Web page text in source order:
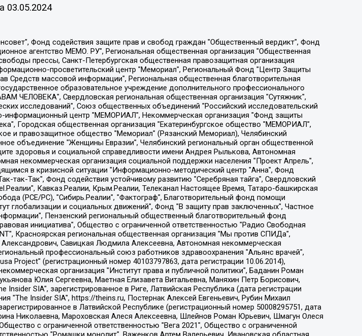
03.05.2024
"Главный редактор 2021", Общество с ограниченной ответственностью "Ромашки монолит", Важенков Артем Валерьевич, Ивановская областная общественная организация "Центр гендерных исследований", Гурман Юрий Альбертович, Медиапроект "ОВД-Инфо", Егоров Владимир Владимирович, Жилинский Владимир Александрович, Общество с ограниченной ответственностью "ЗП", Иванова София Юрьевна, Карезина Инна Павловна, Кильтау Екатерина Викторовна, Петров Алексей Викторович, Пискунов Сергей Евгеньевич, Смирнов Сергей Сергеевич, Тихонов Михаил Сергеевич, Общество с ограниченной ответственностью "ЖУРНАЛИСТ-ИНОСТРАННЫЙ АГЕНТ", Арапова Галина Юрьевна, Вольтская Татьяна Анатольевна, Американская компания "Mason G.E.S. Anonymous Foundation" (США), являющаяся владельцем интернет-издания https://mnews.world/, Компания "Stichting Bellingcat", зарегистрированная в Нидерландах (дата регистрации 11.07.2018), Захаров Андрей Вячеславович, Клепиковская Екатерина Дмитриевна, Общество с ограниченной ответственностью "МЕМО", Перл Роман Александрович, Симонов Евгений Алексеевич, Соловьева Елена Анатольевна, Сотников Даниил Владимирович, Сурначева Елизавета Дмитриевна, Автономная некоммерческая организация по защите прав человека и информированию населения "Якутия – Наше Мнение", Общество с ограниченной ответственностью "Москоу диджитал медиа", с 26.01.2023 Общество с ограниченной ответственностью "Чайка Белые сады", Ветошкина Валерия Валерьевна, Заговора Максим Александрович, Межрегиональное общественное движение "Российская ЛГБТ - сеть", Оленичев Максим Владимирович, Павлов Иван Юрьевич, Скворцова Елена Сергеевна, Общество с ограниченной ответственностью "Как бы инагент", Кочетков Игорь Викторович, Общество с ограниченной ответственностью "Честные выборы", Еланчик Олег Александрович, Общество с ограниченной ответственностью "Нобелевский призыв", Гималова Регина Эмилевна, Григорьев Андрей Валерьевич, Григорьева Алина Александровна, Ассоциация по содействию защите прав призывников, альтернативнослужащих и военнослужащих "Правозащитная группа "Гражданин.Армия.Право", Хисамова Регина Фаритовна, Автономная некоммерческая организация по реализации социально-правовых программ "Лилит", Дальневосточное общественное движение "Маяк", Санкт-Петербургская ЛГБТ-инициативная группа "Выход", Инициативная группа ЛГБТ+ "Реверс", Алексеев Андрей Викторович, Бекбулатова Таисия Львовна, Беляев Иван Михайлович, Владыкина Елена Сергеевна, Гельман Марат Александрович, Никульшина Вероника Юрьевна, Толоконникова Надежда Андреевна, Шендерович Виктор Анатольевич, Общество с ограниченной ответственностью "Данное сообщение", Общество с ограниченной ответственностью Издательский дом "Новая глава", Айнбиндер Александра Александровна, Московский комьюнити-центр для ЛГБТ+инициатив, Благотворительный фонд развития филантропии, Deutsche Welle (Германия, Kurt-Schumacher-Strasse 3, 53113 Bonn), Борзунова Мария Михайловна, Воробьев Виктор Викторович, Голубева Анна Львовна, Константинова Алла Михайловна, Малкова Ирина Владимировна, Мурадов Мурад Абдулгалимович, Осетинская Елизавета Николаевна, Понасенков Евгений Николаевич, Ганапольский Матвей Юрьевич, Киселев Евгений Алексеевич, Борухович Ирина Григорьевна, Дремин Иван Тимофеевич, Дубровский Дмитрий Викторович, Красноярская региональная общественная организация поддержки и развития альтернативных образовательных технологий и межкультурных коммуникаций "ИНТЕРРА", Маяковская Екатерина Алексеевна, Фейгин Марк Захарович, Филимонов Андрей Викторович, Дзугкоева Регина Николаевна, Доброхотов Роман Александрович, Дудь Юрий Александрович, Елкин Сергей Владимирович, Кругликов Кирилл Игоревич, Сабунаева Мария Леонидовна, Семенов Алексей Владимирович, Шаинян Карен Багратович, Шульман Екатерина Михайловна, Асафьев Артур Валерьевич, Вахштайн Виктор Семенович, Венедиктов Алексей Алексеевич, Лушникова Екатерина Евгеньевна, Волков Леонид Михайлович, Невзоров Александр Глебович, Пархоменко Сергей Борисович, Сироткин Ярослав Николаевич, Кара-Мурза Владимир Владимирович, Баранова Наталья Владимировна, Гозман Леонид Яковлевич, Кагарлицкий Борис Юльевич, Климарев Михаил Валерьевич, Милов Владимир Станиславович, Автономная некоммерческая организация Краснодарский центр современного искусства "Типография", Моргенштерн Алишер Тагирович, Соболь Любовь Эдуардовна, Общество с ограниченной ответственностью "ЛИЗА НОРМ", Каспаров Гарри Кимович, Ходорковский Михаил Борисович, Общество с ограниченной ответственностью "Апрельские тезисы", Данилович Ирина Брониславовна, Кашин Олег Владимирович, Петров Николай Владимирович, Пивоваров Алексей Владимирович, Соколов Михаил Владимирович, Цветкова Юлия Владимировна, Чичваркин Евгений Александрович, Комитет против пыток/Команда против пыток, Общество с ограниченной ответственностью "Первый научный", Общество с ограниченной ответственностью "Вертолет и ко", Белоцерковская Вероника Борисовна, Кац Максим Евгеньевич, Лазарева Татьяна Юрьевна, Шаведдинов Руслан Табризович, Яшин Илья Валерьевич, Общество с ограниченной ответственностью "Иноагент ААВ", Алешковский Дмитрий Петрович, Альбац Евгения Марковна, Быков Дмитрий Львович, Галямина Юлия Евгеньевна, Лойко Сергей Леонидович, Мартынов Кирилл Константинович, Медведев Сергей Александрович, Крашенинников Федор Геннадиевич, Гордеева Катерина Вл